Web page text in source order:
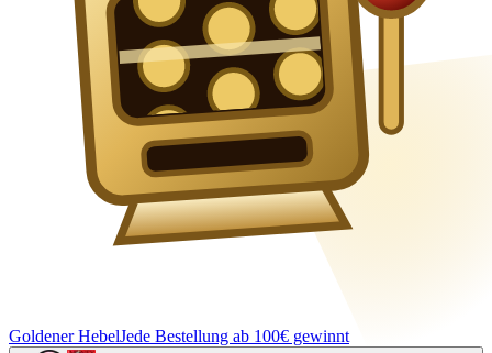
Goldener HebelJede Bestellung ab 100€ gewinnt